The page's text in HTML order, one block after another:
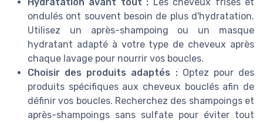
ondulés ont souvent besoin de plus d'hydratation.
Utilisez un après-shampoing ou un masque
hydratant adapté à votre type de cheveux après
chaque lavage pour nourrir vos boucles.
Choisir des produits adaptés :Optez pour des
produits spécifiques aux cheveux bouclés afin de
définir vos boucles. Recherchez des shampoings et
après-shampoings sans sulfate pour éviter tout